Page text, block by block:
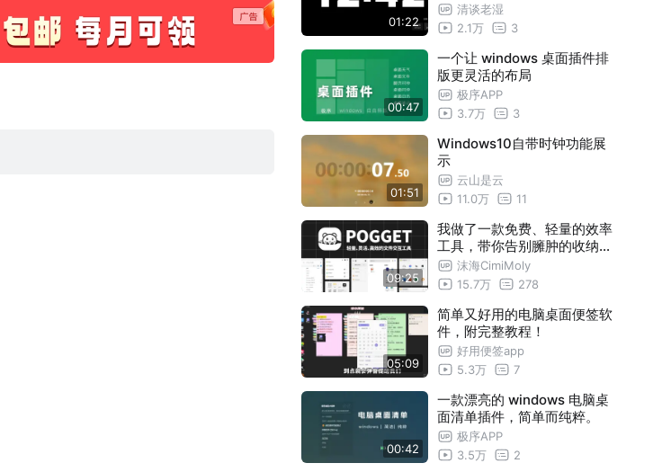
01:22
清谈老湿
2.1万
3
00:47
一个让 windows 桌面插件排
版更灵活的布局
极序APP
3.7万
3
01:51
Windows10自带时钟功能展
示
云山是云
11.0万
11
09:25
我做了一款免费、轻量的效率
工具，带你告别臃肿的收纳体
验！沫海CimiMoly
15.7万
278
05:09
简单又好用的电脑桌面便签软
件，附完整教程！
好用便签app
5.3万
7
00:42
一款漂亮的 windows 电脑桌
面清单插件，简单而纯粹。
极序APP
3.5万
2